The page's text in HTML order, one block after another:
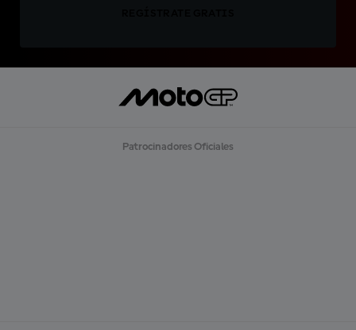
Patrocinadores Oficiales